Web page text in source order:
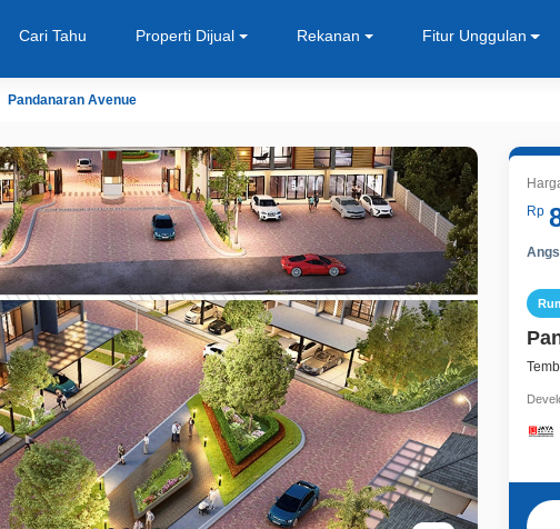
Cari Tahu Properti Dijual Rekanan Fitur Unggulan
Pandanaran Avenue
Rp